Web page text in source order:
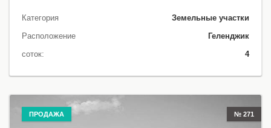
Категория
Земельные участки
Расположение
Геленджик
соток:
4
ПРОДАЖА № 271